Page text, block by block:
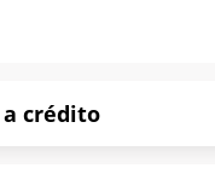
a crédito